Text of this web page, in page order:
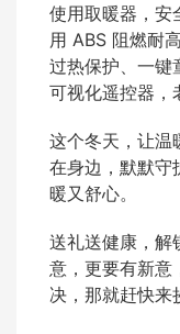
使用取暖器，安
用 ABS 阻燃耐
过热保护、一键
可视化遥控器，
这个冬天，让温
在身边，默默守
暖又舒心。
送礼送健康，解
意，更要有新意
决，那就赶快来